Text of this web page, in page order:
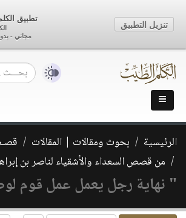
الرئيسية بحوث ومقالات | المقالات
من قصص السعداء والأشقياء لناصر بن
" نهاية رجل يعمل عمل قوم
تطبيق
مجاني -
تنزيل التطبيق